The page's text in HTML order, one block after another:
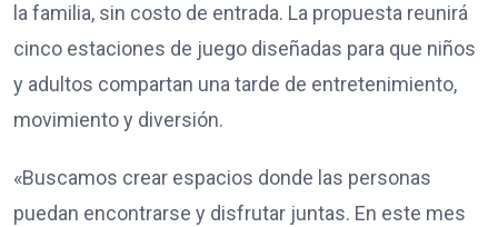
la familia, sin costo de entrada. La propuesta reunirá
cinco estaciones de juego diseñadas para que niños
y adultos compartan una tarde de entretenimiento,
movimiento y diversión.
«Buscamos crear espacios donde las personas
puedan encontrarse y disfrutar juntas. En este mes